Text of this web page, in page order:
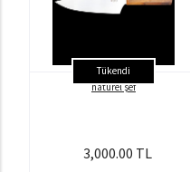
Tükendi
natürel şef
3,000.00 TL